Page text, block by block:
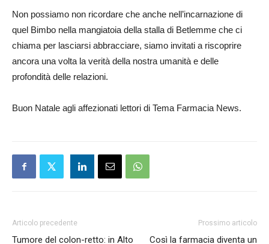
Non possiamo non ricordare che anche nell’incarnazione di
quel Bimbo nella mangiatoia della stalla di Betlemme che ci
chiama per lasciarsi abbracciare, siamo invitati a riscoprire
ancora una volta la verità della nostra umanità e delle
profondità delle relazioni.
Buon Natale agli affezionati lettori di Tema Farmacia News.
Articolo precedente
Tumore del colon-retto: in Alto
Prossimo articolo
Così la farmacia diventa un